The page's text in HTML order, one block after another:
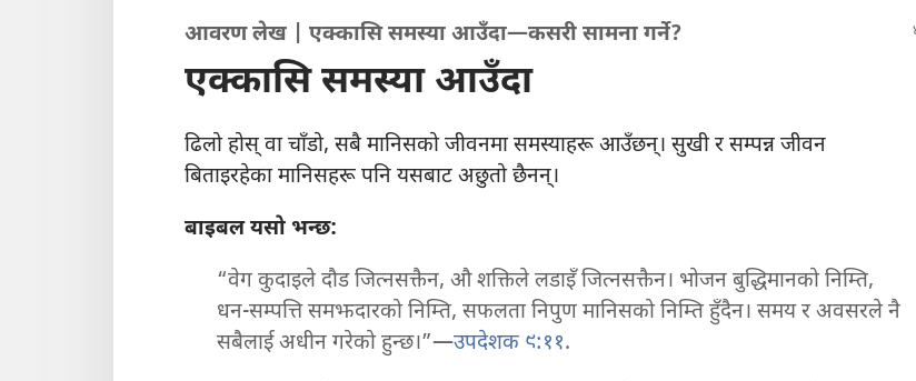
आवरण लेख | एक्कासि समस्या आउँदा—कसरी सामना गर्ने?
एक्कासि समस्या आउँदा
ढिलो होस् वा चाँडो, सबै मानिसको जीवनमा समस्याहरू आउँछन्‌। सुखी र सम्पन्न जीवन
बिताइरहेका मानिसहरू पनि यसबाट अछुतो छैनन्‌।
बाइबल यसो भन्छ:
“वेग कुदाइले दौड जित्नसक्तैन, औ शक्तिले लडाइँ जित्नसक्तैन। भोजन बुद्धिमानको निम्ति,
धन-सम्पत्ति समझदारको निम्ति, सफलता निपुण मानिसको निम्ति हुँदैन। समय र अवसरले नै
सबैलाई अधीन गरेको हुन्छ।”—उपदेशक ९:११.